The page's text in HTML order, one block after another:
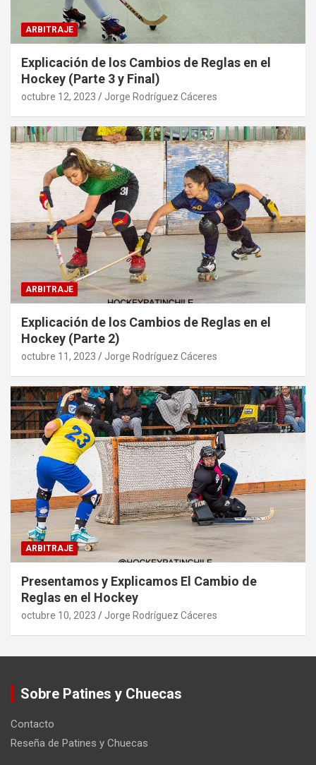
ARBITRAJE
Explicación de los Cambios de Reglas en el
Hockey (Parte 3 y Final)
octubre 12, 2023 Jorge Rodríguez Cáceres
ARBITRAJE
Explicación de los Cambios de Reglas en el
Hockey (Parte 2)
octubre 11, 2023 Jorge Rodríguez Cáceres
ARBITRAJE
Presentamos y Explicamos El Cambio de
Reglas en el Hockey
octubre 10, 2023 Jorge Rodríguez Cáceres
Sobre Patines y Chuecas
Contacto
Reseña de Patines y Chuecas